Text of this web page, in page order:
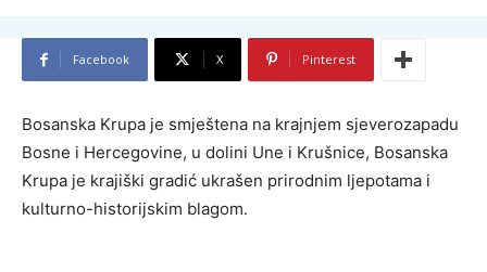
Facebook X Pinterest
Bosanska Krupa je smještena na krajnjem sjeverozapadu
Bosne i Hercegovine, u dolini Une i Krušnice, Bosanska
Krupa je krajiški gradić ukrašen prirodnim ljepotama i
kulturno-historijskim blagom.